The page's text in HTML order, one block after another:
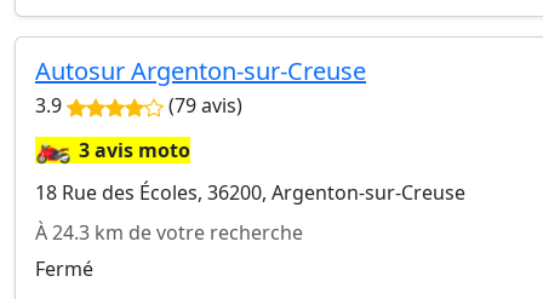
Autosur Argenton-sur-Creuse
3.9 (79 avis)
🏍️3 avis moto
18 Rue des Écoles, 36200, Argenton-sur-Creuse
À 24.3 km de votre recherche
Fermé